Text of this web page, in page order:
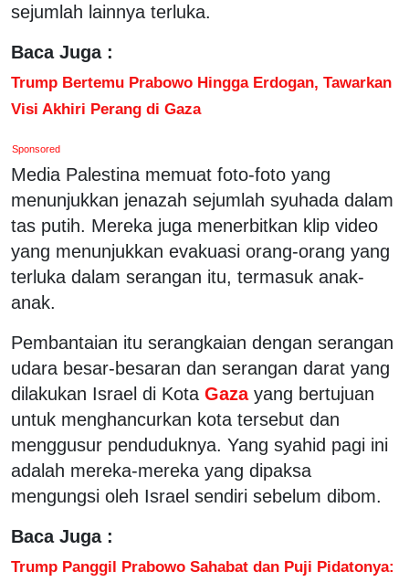
sejumlah lainnya terluka.
Baca Juga :
Trump Bertemu Prabowo Hingga Erdogan, Tawarkan
Visi Akhiri Perang di Gaza
Sponsored
Media Palestina memuat foto-foto yang
menunjukkan jenazah sejumlah syuhada dalam
tas putih. Mereka juga menerbitkan klip video
yang menunjukkan evakuasi orang-orang yang
terluka dalam serangan itu, termasuk anak-
anak.
Pembantaian itu serangkaian dengan serangan
udara besar-besaran dan serangan darat yang
dilakukan Israel di Kota Gaza yang bertujuan
untuk menghancurkan kota tersebut dan
menggusur penduduknya. Yang syahid pagi ini
adalah mereka-mereka yang dipaksa
mengungsi oleh Israel sendiri sebelum dibom.
Baca Juga :
Trump Panggil Prabowo Sahabat dan Puji Pidatonya: